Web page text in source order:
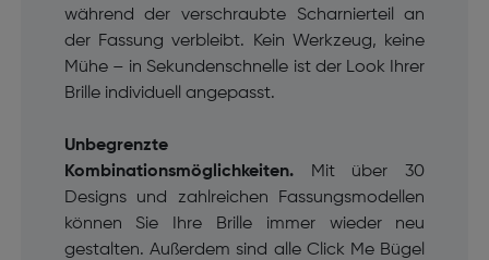
während der verschraubte Scharnierteil an
der Fassung verbleibt.
Kein Werkzeug, keine
Mühe – in Sekundenschnelle ist der Look Ihrer
Brille individuell angepasst.
Unbegrenzte
Kombinationsmöglichkeiten.
Mit über 30
Designs und zahlreichen Fassungsmodellen
können Sie Ihre Brille immer wieder neu
gestalten. Außerdem sind alle Click Me Bügel